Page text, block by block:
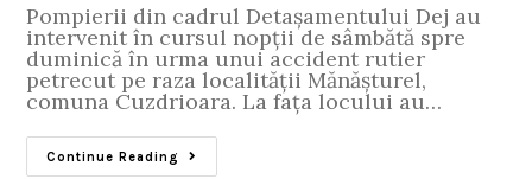
Pompierii din cadrul Detașamentului Dej au
intervenit în cursul nopții de sâmbătă spre
duminică în urma unui accident rutier
petrecut pe raza localității Mănășturel,
comuna Cuzdrioara. La fața locului au…
Continue Reading